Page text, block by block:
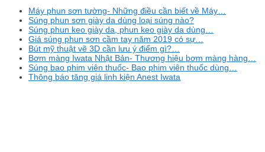
Máy phun sơn tường- Những điều cần biết về Máy…
Súng phun sơn giày da dùng loại súng nào?
Súng phun keo giày da, phun keo giày da dùng…
Giá súng phun sơn cầm tay năm 2019 có sự…
Bút mỹ thuật vẽ 3D cần lưu ý điểm gì?…
Bơm màng Iwata Nhật Bản- Thương hiệu bơm màng hàng…
Súng bao phim viên thuốc- Bao phim viên thuốc dùng…
Thông báo tăng giá linh kiện Anest Iwata